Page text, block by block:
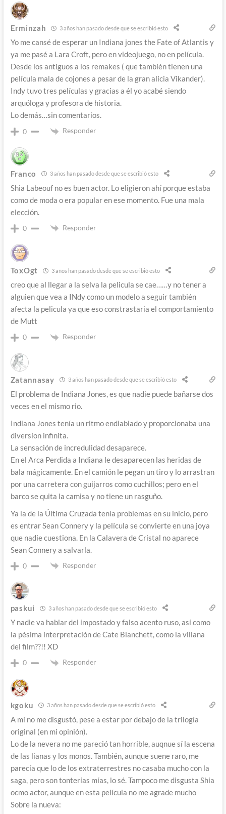
Erminzah 3 años han pasado desde que se escribió esto
Yo me cansé de esperar un Indiana jones the Fate of Atlantis y
ya me pasé a Lara Croft, pero en videojuego, no en película.
Desde los antiguos a los remakes ( que también tienen una
película mala de cojones a pesar de la gran alicia Vikander).
Indy tuvo tres películas y gracias a él yo acabé siendo
arquóloga y profesora de historia.
Lo demás…sin comentarios.
0 Responder
Franco 3 años han pasado desde que se escribió esto
Shia Labeouf no es buen actor. Lo eligieron ahí porque estaba
como de moda o era popular en ese momento. Fue una mala
elección.
0 Responder
ToxOgt 3 años han pasado desde que se escribió esto
creo que al llegar a la selva la pelicula se cae……y no tener a
alguien que vea a INdy como un modelo a seguir también
afecta la pelicula ya que eso constrastaria el comportamiento
de Mutt
0 Responder
Zatannasay 3 años han pasado desde que se escribió esto
El problema de Indiana Jones, es que nadie puede bañarse dos
veces en el mismo rio.
Indiana Jones tenía un ritmo endiablado y proporcionaba una
diversion infinita.
La sensación de incredulidad desaparece.
En el Arca Perdida a Indiana le desaparecen las heridas de
bala mágicamente. En el camión le pegan un tiro y lo arrastran
por una carretera con guijarros como cuchillos; pero en el
barco se quita la camisa y no tiene un rasguño.
Ya la de la Última Cruzada tenía problemas en su inicio, pero
es entrar Sean Connery y la película se convierte en una joya
que nadie cuestiona. En la Calavera de Cristal no aparece
Sean Connery a salvarla.
0 Responder
paskui 3 años han pasado desde que se escribió esto
Y nadie va hablar del impostado y falso acento ruso, así como
la pésima interpretación de Cate Blanchett, como la villana
del film??!! XD
0 Responder
kgoku 3 años han pasado desde que se escribió esto
A mí no me disgustó, pese a estar por debajo de la trilogía
original (en mi opinión).
Lo de la nevera no me pareció tan horrible, auqnue sí la escena
de las lianas y los monos. También, aunque suene raro, me
parecía que lo de los extraterrestres no casaba mucho con la
saga, pero son tonterías mías, lo sé. Tampoco me disgusta Shia
ocmo actor, aunque en esta película no me agrade mucho
Sobre la nueva: